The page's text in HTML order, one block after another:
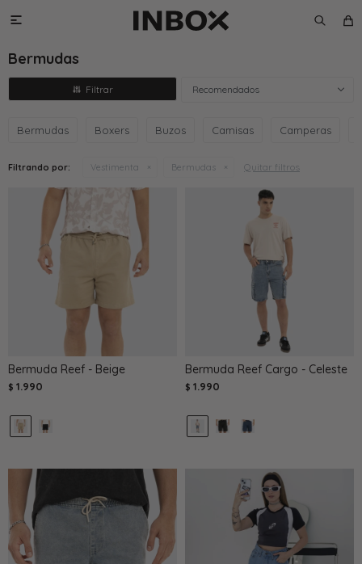

Bermudas
Recomendados
Bermudas Boxers Buzos Camisas Camperas
Filtrando por: Vestimenta Bermudas Quitar filtros
Bermuda Reef - Beige
$ 1.990
Bermuda Reef Cargo - Celeste
$ 1.990